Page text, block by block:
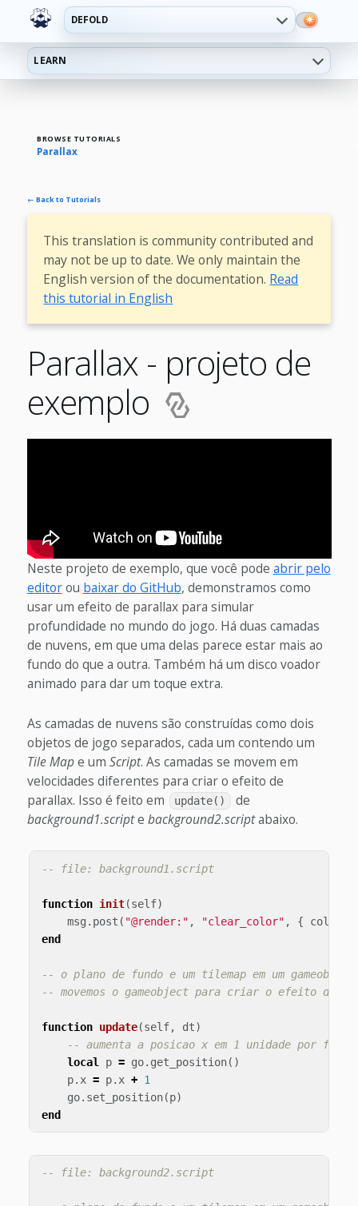
DEFOLD
LEARN
BROWSE TUTORIALS
Parallax
← Back to Tutorials
This translation is community contributed and
may not be up to date. We only maintain the
English version of the documentation. Read
this tutorial in English
Parallax - projeto de
exemplo
Neste projeto de exemplo, que você pode abrir pelo
editorou baixar do GitHub, demonstramos como
usar um efeito de parallax para simular
profundidade no mundo do jogo. Há duas camadas
de nuvens, em que uma delas parece estar mais ao
fundo do que a outra. Também há um disco voador
animado para dar um toque extra.
As camadas de nuvens são construídas como dois
objetos de jogo separados, cada um contendo um
Tile Mape um Script. As camadas se movem em
velocidades diferentes para criar o efeito de
parallax. Isso é feito em
update()
de
background1.scripte background2.scriptabaixo.
-- file: background1.script
function init(self)
msg . post ( "@render:" , "clear_color" , { color
end
-- o plano de fundo e um tilemap em um gameobject
-- movemos o gameobject para criar o efeito de
function update(self, dt)
-- aumenta a posicao x em 1 unidade por
local
p = go. get_position()
p. x = p. x + 1
go. set_position(p)
end
-- file: background2.script